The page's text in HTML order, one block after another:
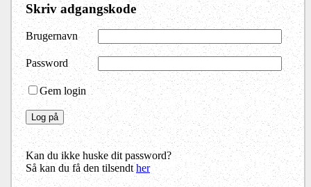
Skriv adgangskode
Brugernavn
Password
Gem login
Kan du ikke huske dit password?
Så kan du få den tilsendther